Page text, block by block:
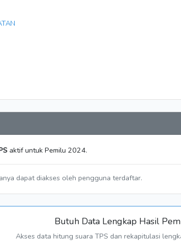
aktif untuk Pemilu 2024.
dapat diakses oleh pengguna terdaftar.
Butuh Data Lengkap Hasil
Akses data hitung suara TPS dan rekapitulasi